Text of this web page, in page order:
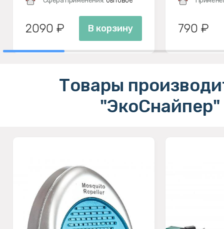
2090 ₽ В корзину 790 ₽
Товары
"ЭкоСнайпер"